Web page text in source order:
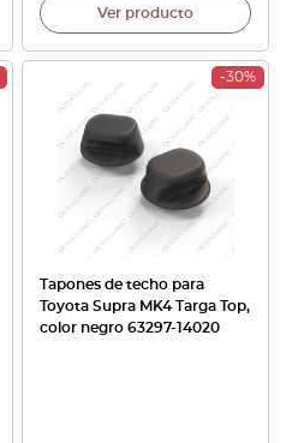
Ver producto
-30%
Tapones de techo para
Toyota Supra MK4 Targa Top,
color negro 63297-14020